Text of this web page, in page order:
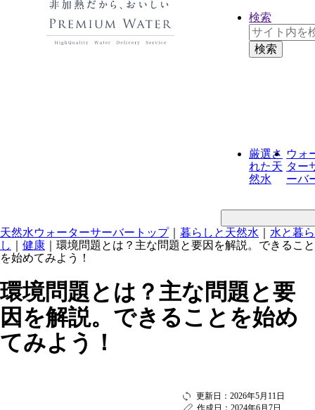
厳選さ
れた天
然水
ウォ
ター
ーバ
検索
天然水ウォーターサーバートップ｜ 暮らしと天然水
水と暮ら
し
健康
環境問題とは？主な問題と要因を解説。できること
を始めてみよう！
環境問題とは？主な問題と要
因を解説。できることを始め
てみよう！
更新日：2026年5月11日
作成日：2024年6月7日